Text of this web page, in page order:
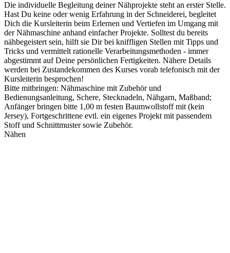
Die individuelle Begleitung deiner Nähprojekte steht an erster Stelle.
Hast Du keine oder wenig Erfahrung in der Schneiderei, begleitet
Dich die Kursleiterin beim Erlernen und Vertiefen im Umgang mit
der Nähmaschine anhand einfacher Projekte. Solltest du bereits
nähbegeistert sein, hilft sie Dir bei kniffligen Stellen mit Tipps und
Tricks und vermittelt rationelle Verarbeitungsmethoden - immer
abgestimmt auf Deine persönlichen Fertigkeiten. Nähere Details
werden bei Zustandekommen des Kurses vorab telefonisch mit der
Kursleiterin besprochen!
Bitte mitbringen: Nähmaschine mit Zubehör und
Bedienungsanleitung, Schere, Stecknadeln, Nähgarn, Maßband;
Anfänger bringen bitte 1,00 m festen Baumwollstoff mit (kein
Jersey), Fortgeschrittene evtl. ein eigenes Projekt mit passendem
Stoff und Schnittmuster sowie Zubehör.
Nähen